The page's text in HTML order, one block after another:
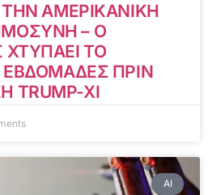
ΤΗΝ ΑΜΕΡΙΚΑΝΙΚΗ
– Ο
ΤΟ
ΕΒΔΟΜΑΔΕΣ ΠΡΙΝ
TRUMP-XI
AI